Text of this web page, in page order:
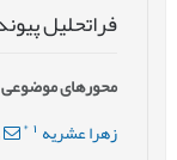
فراتحلیل
محورهای موضوعی:
زهرا عشریه1
*
,